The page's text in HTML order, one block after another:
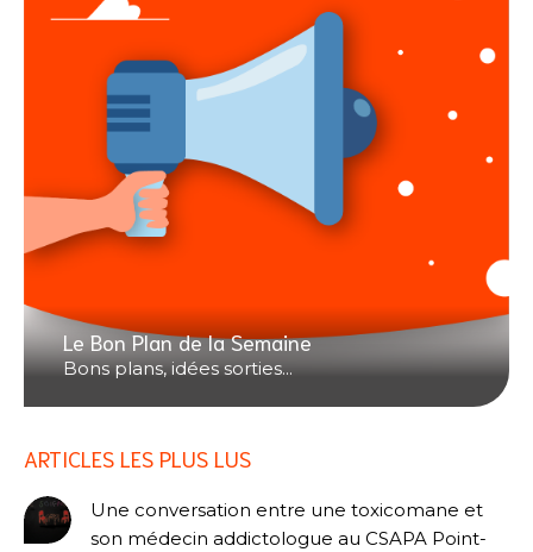
Le Bon Plan de la Semaine
Bons plans, idées sorties...
ARTICLES LES PLUS LUS
Une conversation entre une toxicomane et
son médecin addictologue au CSAPA Point-